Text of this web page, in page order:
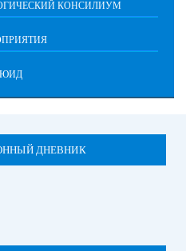
КОНСИЛИУМ
ЮИД
ДНЕВНИК